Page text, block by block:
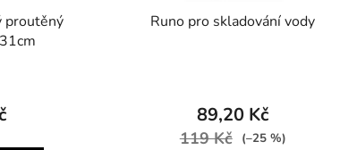
proutěný
Runo pro skladování vody
89,20 Kč
119 Kč (–25 %)